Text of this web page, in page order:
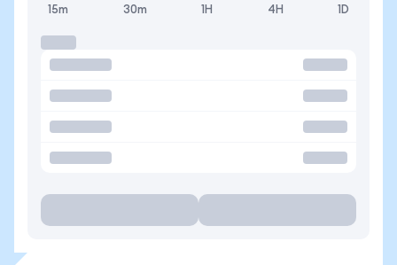
15m 30m 1H 4H 1D